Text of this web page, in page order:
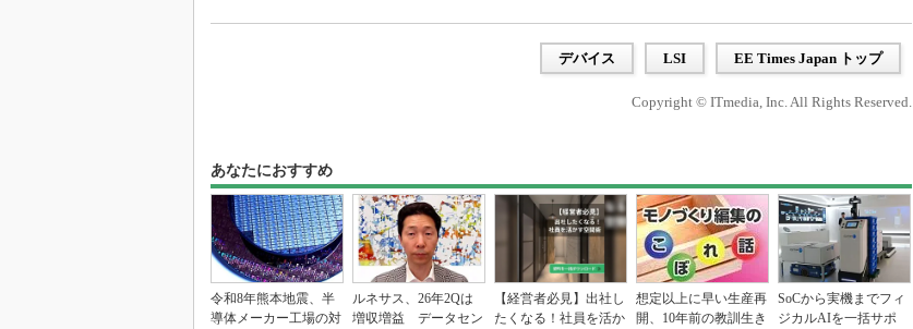
デバイス LSI EE Times Japan トップ
Copyright © ITmedia, Inc. All Rights Reserved.
あなたにおすすめ
令和8年熊本地震、半
導体メーカー工場の対
ルネサス、26年2Qは
増収増益 データセン
【経営者必見】出社し
たくなる！社員を活か
想定以上に早い生産再
開、10年前の教訓生き
SoCから実機までフィ
ジカルAIを一括サポ